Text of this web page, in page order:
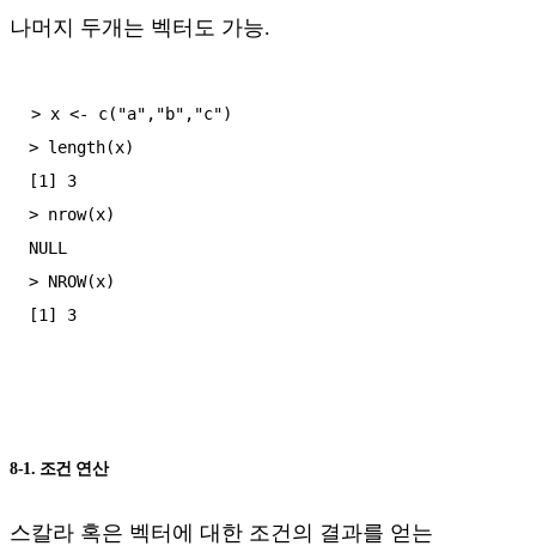
나머지 두개는 벡터도 가능.
> x <- c("a","b","c")
> length(x)
[1] 3
> nrow(x)
NULL
> NROW(x)
8-1. 조건 연산
스칼라 혹은 벡터에 대한 조건의 결과를 얻는